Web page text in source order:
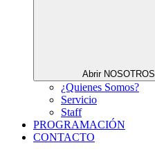
Abrir NOSOTROS
¿Quienes Somos?
Servicio
Staff
PROGRAMACIÓN
CONTACTO